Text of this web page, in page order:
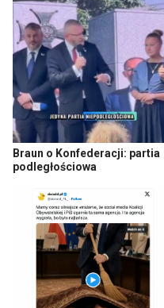
Braun o Konfederacji: partia
podległościowa